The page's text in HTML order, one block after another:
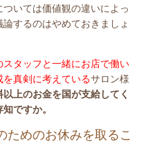
いては価値観の違いによっ
するのはやめておきましょ
スタッフと一緒にお店で働い
を真剣に考えているサロン様
上のお金を国が支給してく
ですか。
ためのお休みを取るこ